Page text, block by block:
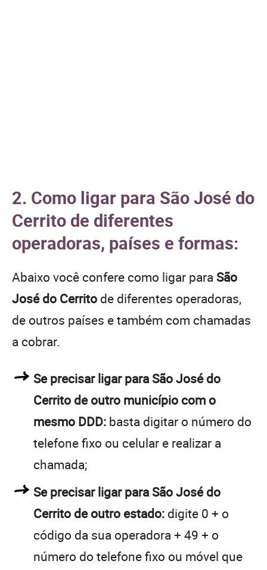
2. Como ligar para São José do
Cerrito de diferentes
operadoras, países e formas:
Abaixo você confere como ligar para São
José do Cerrito de diferentes operadoras,
de outros países e também com chamadas
a cobrar.
Se precisar ligar para São José do
Cerrito de outro município com o
mesmo DDD: basta digitar o número do
telefone fixo ou celular e realizar a
chamada;
Se precisar ligar para São José do
Cerrito de outro estado: digite 0 + o
código da sua operadora + 49 + o
número do telefone fixo ou móvel que